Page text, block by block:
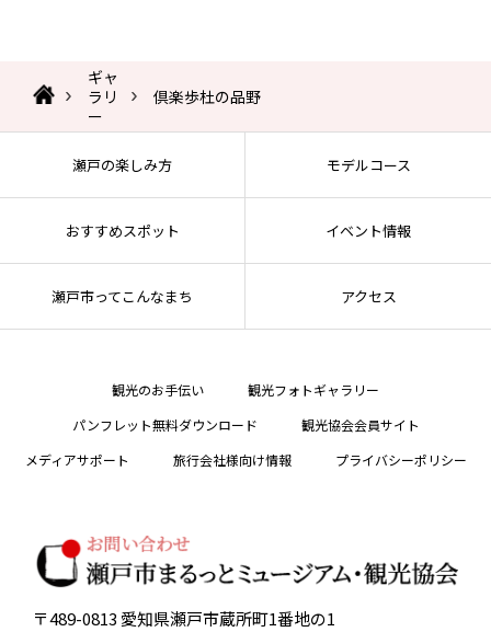
ギャ
ラリ
ー
倶楽歩杜の品野
瀬戸の楽しみ方 モデルコース
おすすめスポット イベント情報
瀬戸市ってこんなまち アクセス
観光のお手伝い
観光フォトギャラリー
パンフレット無料ダウンロード
観光協会会員サイト
メディアサポート
旅行会社様向け情報 プライバシーポリシー
〒489-0813 愛知県瀬戸市蔵所町1番地の1